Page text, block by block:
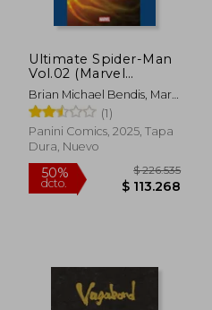
Ultimate Spider-Man
Vol.02 (Marvel
Omnibus)
Brian Michael Bendis, Mark
Bagley, Joe Quesada,
Trevor Hairsine
(1)
Panini Comics, 2025, Tapa
Dura, Nuevo